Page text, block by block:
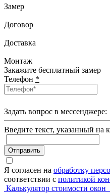
Замер
Договор
Доставка
Монтаж
Закажите бесплатный замер
Телефон *
Задать вопрос в мессенджере:
Введите текcт, указанный на
Отправить
Я согласен на обработку
соответствии с политикой
Калькулятор стоимости окон